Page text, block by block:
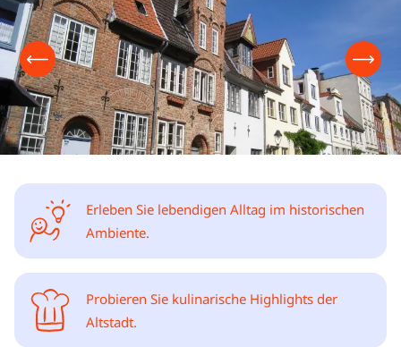
Erleben Sie lebendigen Alltag im historischen
Ambiente.
Probieren Sie kulinarische Highlights der
Altstadt.